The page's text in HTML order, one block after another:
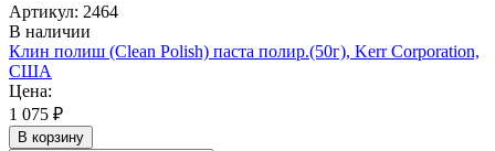
Артикул: 2464
В наличии
Клин полиш (Clean Polish) паста полир.(50г), Kerr Corporation,
США
Цена:
1 075 ₽
В корзину